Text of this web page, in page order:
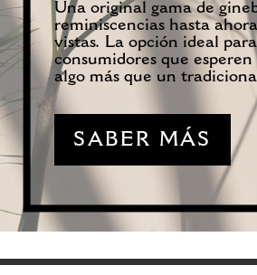
Una original gama de
reminiscencias hasta
vistas. La opción ideal
consumidores que
algo más que un
SABER MÁS